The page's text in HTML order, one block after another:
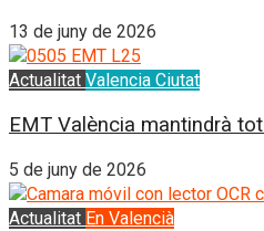
13 de juny de 2026
Actualitat Valencia Ciutat
EMT València mantindrà
5 de juny de 2026
Actualitat En Valencià